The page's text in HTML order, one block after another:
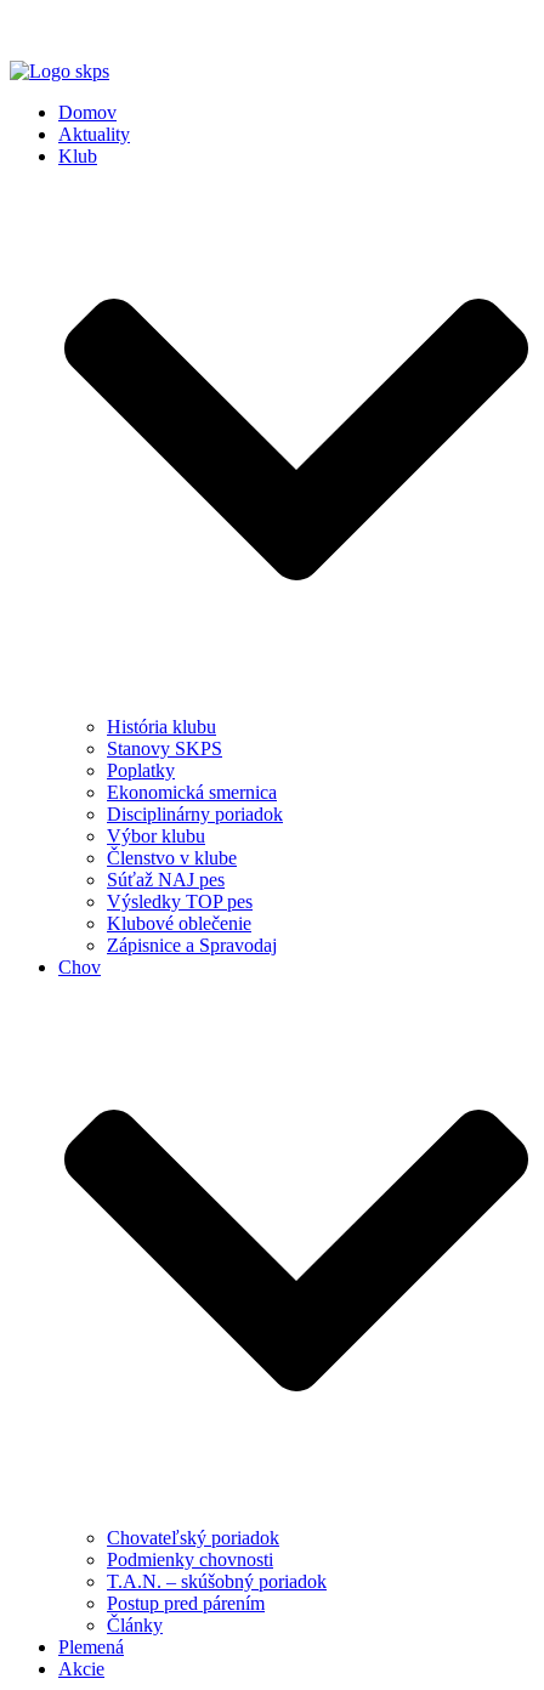
Domov
Aktuality
Klub
História klubu
Stanovy SKPS
Poplatky
Ekonomická smernica
Disciplinárny poriadok
Výbor klubu
Členstvo v klube
Súťaž NAJ pes
Výsledky TOP pes
Klubové oblečenie
Zápisnice a Spravodaj
Chov
Chovateľský poriadok
Podmienky chovnosti
T.A.N. – skúšobný poriadok
Postup pred párením
Články
Plemená
Akcie